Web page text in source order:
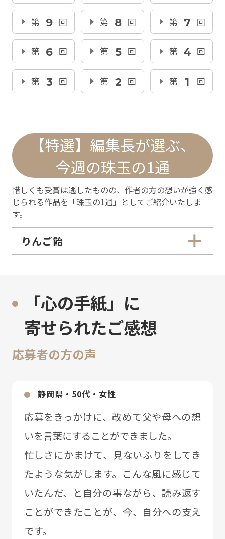
第 9 回 第 8 回 第 7 回
第 6 回 第 5 回 第 4 回
第 3 回 第 2 回 第 1 回
【特選】編集長が選ぶ、
今週の珠玉の1通
惜しくも受賞は逃したものの、作者の方の想いが強く感
じられる作品を「珠玉の1通」としてご紹介いたしま
す。
りんご飴
「心の手紙」に
寄せられたご感想
応募者の方の声
静岡県・50代・⼥性
応募をきっかけに、改めて⽗や⺟への想
いを⾔葉にすることができました。
忙しさにかまけて、⾒ないふりをしてき
たような気がします。こんな⾵に感じて
いたんだ、と⾃分の事ながら、読み返す
ことができたことが、今、⾃分への⽀え
です。